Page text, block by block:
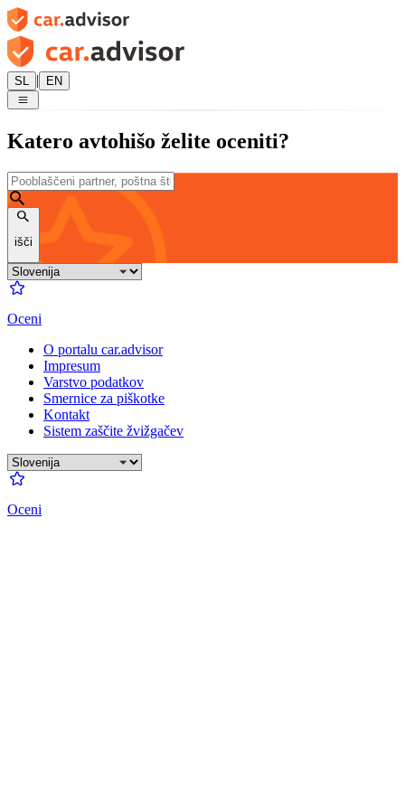
SL | EN
Katero avtohišo želite oceniti?
išči
Oceni
O portalu car.advisor
Impresum
Varstvo podatkov
Smernice za piškotke
Kontakt
Sistem zaščite žvižgačev
Oceni